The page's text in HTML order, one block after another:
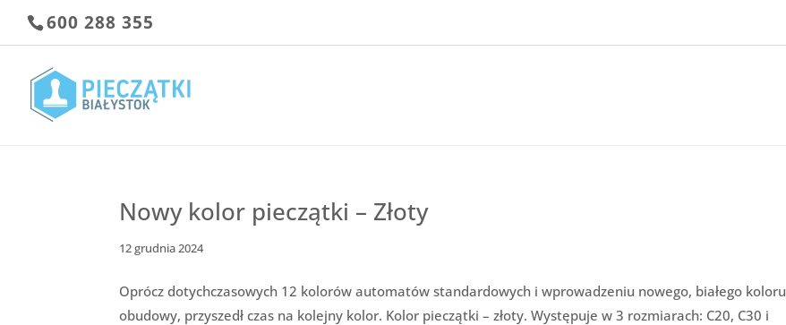
600 288 355
Nowy kolor pieczątki – Złoty
12 grudnia 2024
Oprócz dotychczasowych 12 kolorów automatów standardowych i wprowadzeniu nowego, białego koloru
obudowy, przyszedł czas na kolejny kolor. Kolor pieczątki – złoty. Występuje w 3 rozmiarach: C20, C30 i